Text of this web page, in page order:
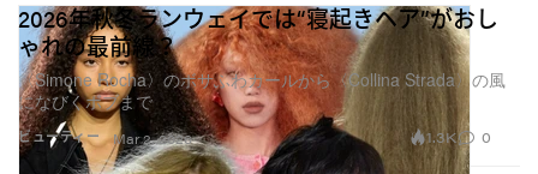
『OnlyFans』はアダルトコンテンツのイメージが根強
く、今もなお多くのカルチャー的な偏見を背負ってい
る。にもかかわらず、静かにファッション業界にとっ
て最も意外なクリエイティブの遊び場のひとつになり
ビューティー
2026年秋冬ランウェイでは“寝起きヘア”がおし
ゃれの最前線？
〈Simone Rocha〉のボサふわカールから〈Collina Strada〉の風
になびくボブまで
Mar 2, 2026 1.3K 0